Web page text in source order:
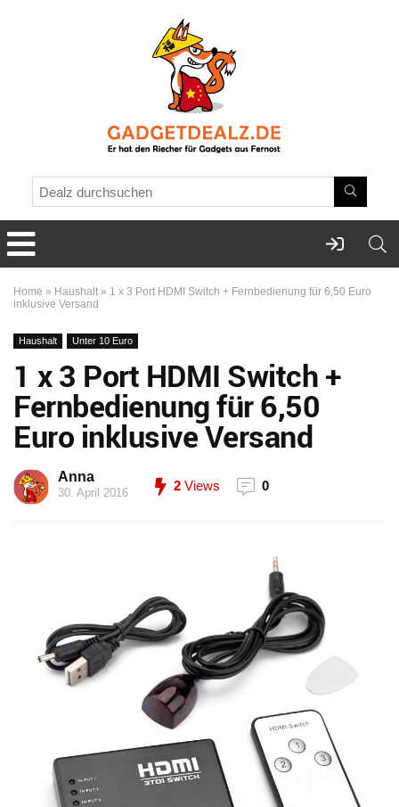
Home » Haushalt » 1 x 3 Port HDMI Switch + Fernbedienung für 6,50 Euro
inklusive Versand
Haushalt Unter 10 Euro
1 x 3 Port HDMI Switch +
Fernbedienung für 6,50
Euro inklusive Versand
Anna
30. April 2016 2 Views 0